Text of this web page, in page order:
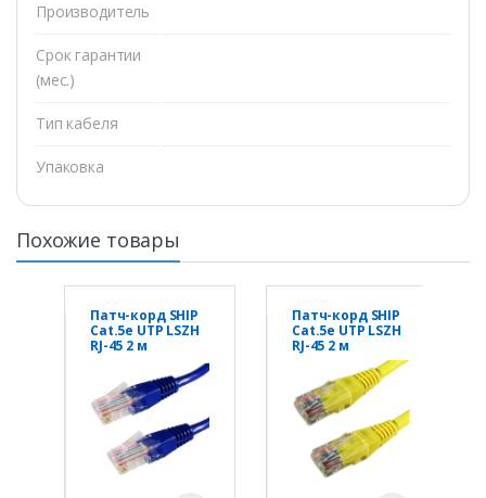
Производитель
Срок гарантии
(мес.)
Тип кабеля
Упаковка
Похожие товары
Патч-корд SHIP
Cat.5e UTP LSZH
RJ-45 2 м
Патч-корд SHIP
Cat.5e UTP LSZH
RJ-45 2 м
S3025YL0200-P